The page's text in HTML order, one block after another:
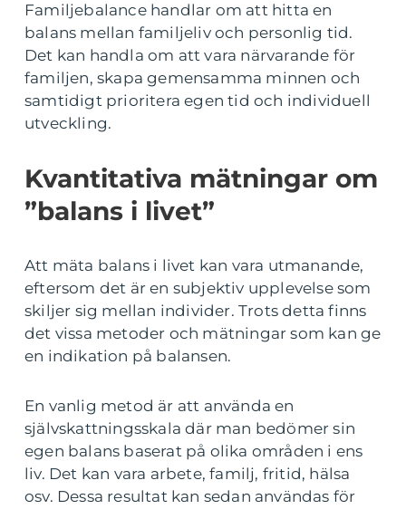
Familjebalance handlar om att hitta en
balans mellan familjeliv och personlig tid.
Det kan handla om att vara närvarande för
familjen, skapa gemensamma minnen och
samtidigt prioritera egen tid och individuell
utveckling.
Kvantitativa mätningar om
”balans i livet”
Att mäta balans i livet kan vara utmanande,
eftersom det är en subjektiv upplevelse som
skiljer sig mellan individer. Trots detta finns
det vissa metoder och mätningar som kan ge
en indikation på balansen.
En vanlig metod är att använda en
självskattningsskala där man bedömer sin
egen balans baserat på olika områden i ens
liv. Det kan vara arbete, familj, fritid, hälsa
osv. Dessa resultat kan sedan användas för